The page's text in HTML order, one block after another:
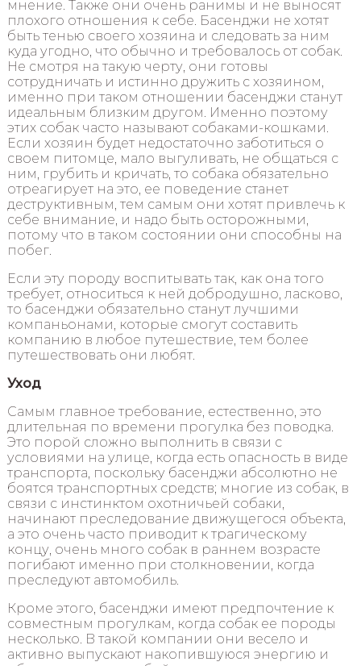
мнение. Также они очень ранимы и не выносят
плохого отношения к себе. Басенджи не хотят
быть тенью своего хозяина и следовать за ним
куда угодно, что обычно и требовалось от собак.
Не смотря на такую черту, они готовы
сотрудничать и истинно дружить с хозяином,
именно при таком отношении басенджи станут
идеальным близким другом. Именно поэтому
этих собак часто называют собаками-кошками.
Если хозяин будет недостаточно заботиться о
своем питомце, мало выгуливать, не общаться с
ним, грубить и кричать, то собака обязательно
отреагирует на это, ее поведение станет
деструктивным, тем самым они хотят привлечь к
себе внимание, и надо быть осторожными,
потому что в таком состоянии они способны на
побег.
Если эту породу воспитывать так, как она того
требует, относиться к ней добродушно, ласково,
то басенджи обязательно станут лучшими
компаньонами, которые смогут составить
компанию в любое путешествие, тем более
путешествовать они любят.
Уход
Самым главное требование, естественно, это
длительная по времени прогулка без поводка.
Это порой сложно выполнить в связи с
условиями на улице, когда есть опасность в виде
транспорта, поскольку басенджи абсолютно не
боятся транспортных средств; многие из собак, в
связи с инстинктом охотничьей собаки,
начинают преследование движущегося объекта,
а это очень часто приводит к трагическому
концу, очень много собак в раннем возрасте
погибают именно при столкновении, когда
преследуют автомобиль.
Кроме этого, басенджи имеют предпочтение к
совместным прогулкам, когда собак ее породы
несколько. В такой компании они весело и
активно выпускают накопившуюся энергию и